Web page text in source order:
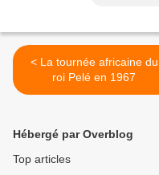
< La tournée africaine du
roi Pelé en 1967
Hébergé par Overblog
Top articles